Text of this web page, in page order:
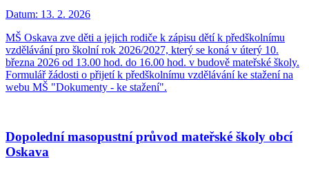
Datum: 13. 2. 2026
MŠ Oskava zve děti a jejich rodiče k zápisu dětí k předškolnímu
vzdělávání pro školní rok 2026/2027, který se koná v úterý 10.
března 2026 od 13.00 hod. do 16.00 hod. v budově mateřské školy.
Formulář žádosti o přijetí k předškolnímu vzdělávání ke stažení na
webu MŠ "Dokumenty - ke stažení".
Dopolední masopustní průvod mateřské školy obcí
Oskava